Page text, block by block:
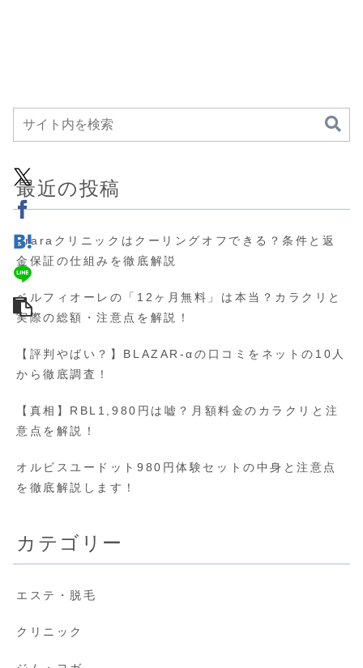
最近の投稿
uraraクリニックはクーリングオフできる？条件と返
金保証の仕組みを徹底解説
ベルフィオーレの「12ヶ月無料」は本当？カラクリと
実際の総額・注意点を解説！
【評判やばい？】BLAZAR-αの口コミをネットの10人
から徹底調査！
【真相】RBL1,980円は嘘？月額料金のカラクリと注
意点を解説！
オルビスユードット980円体験セットの中身と注意点
を徹底解説します！
カテゴリー
エステ・脱毛
クリニック